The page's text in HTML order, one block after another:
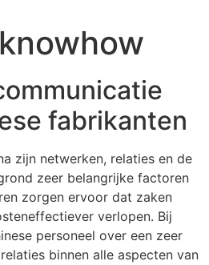
fabrikanten
zijn netwerken, relaties en de
zeer belangrijke factoren
zorgen ervoor dat zaken
verlopen. Bij
personeel over een zeer
binnen alle aspecten van